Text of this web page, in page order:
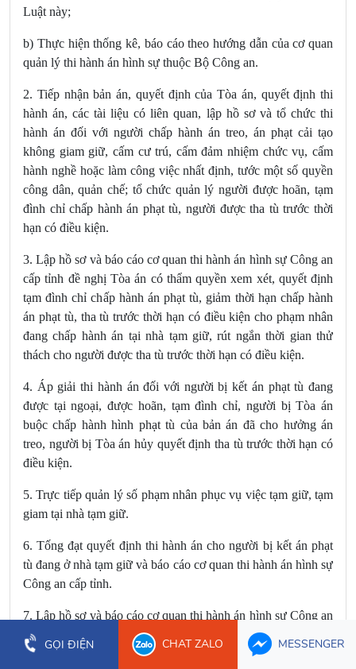
Luật này;
b) Thực hiện thống kê, báo cáo theo hướng dẫn của cơ quan
quản lý thi hành án hình sự thuộc Bộ Công an.
2. Tiếp nhận bản án, quyết định của Tòa án, quyết định thi
hành án, các tài liệu có liên quan, lập hồ sơ và tổ chức thi
hành án đối với người chấp hành án treo, án phạt cải tạo
không giam giữ, cấm cư trú, cấm đảm nhiệm chức vụ, cấm
hành nghề hoặc làm công việc nhất định, tước một số quyền
công dân, quản chế; tổ chức quản lý người được hoãn, tạm
đình chỉ chấp hành án phạt tù, người được tha tù trước thời
hạn có điều kiện.
3. Lập hồ sơ và báo cáo cơ quan thi hành án hình sự Công an
cấp tỉnh đề nghị Tòa án có thẩm quyền xem xét, quyết định
tạm đình chỉ chấp hành án phạt tù, giảm thời hạn chấp hành
án phạt tù, tha tù trước thời hạn có điều kiện cho phạm nhân
đang chấp hành án tại nhà tạm giữ, rút ngắn thời gian thử
thách cho người được tha tù trước thời hạn có điều kiện.
4. Áp giải thi hành án đối với người bị kết án phạt tù đang
được tại ngoại, được hoãn, tạm đình chỉ, người bị Tòa án
buộc chấp hành hình phạt tù của bản án đã cho hưởng án
treo, người bị Tòa án hủy quyết định tha tù trước thời hạn có
điều kiện.
5. Trực tiếp quản lý số phạm nhân phục vụ việc tạm giữ, tạm
giam tại nhà tạm giữ.
6. Tống đạt quyết định thi hành án cho người bị kết án phạt
tù đang ở nhà tạm giữ và báo cáo cơ quan thi hành án hình sự
Công an cấp tỉnh.
7. Lập hồ sơ và báo cáo cơ quan thi hành án hình sự Công an
cấp tỉnh để đề nghị cơ quan quản lý thi hành án hình sự thuộc
Bộ Công an ra quyết định đưa người bị kết án phạt tù đang ở
GỌI ĐIỆN CHAT ZALO MESSENGER